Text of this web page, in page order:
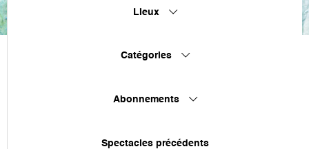
Lieux
Catégories
Abonnements
Spectacles précédents